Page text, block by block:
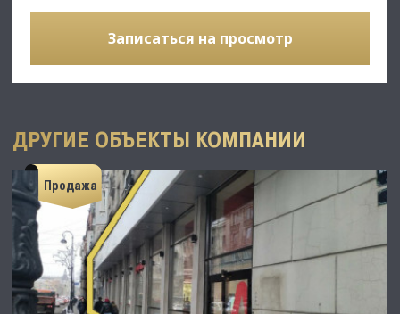
Записаться на просмотр
ДРУГИЕ ОБЪЕКТЫ КОМПАНИИ
Продажа